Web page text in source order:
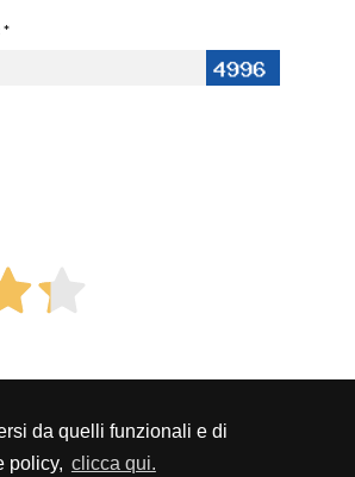
da quelli funzionali e di
policy, clicca qui.
*